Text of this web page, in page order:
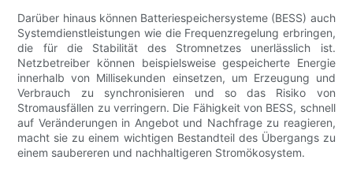
Darüber hinaus können Batteriespeichersysteme (BESS) auch
Systemdienstleistungen wie die Frequenzregelung erbringen,
die für die Stabilität des Stromnetzes unerlässlich ist.
Netzbetreiber können beispielsweise gespeicherte Energie
innerhalb von Millisekunden einsetzen, um Erzeugung und
Verbrauch zu synchronisieren und so das Risiko von
Stromausfällen zu verringern. Die Fähigkeit von BESS, schnell
auf Veränderungen in Angebot und Nachfrage zu reagieren,
macht sie zu einem wichtigen Bestandteil des Übergangs zu
einem saubereren und nachhaltigeren Stromökosystem.